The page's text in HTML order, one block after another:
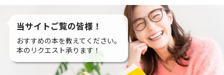
当サイトご覧の皆様！
おすすめの本を教えてください。
本のリクエスト承ります！